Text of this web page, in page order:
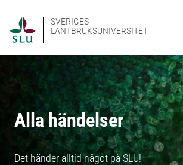
SVERIGES
LANTBRUKSUNIVERSITET
Alla händelser
Det händer alltid något på SLU!